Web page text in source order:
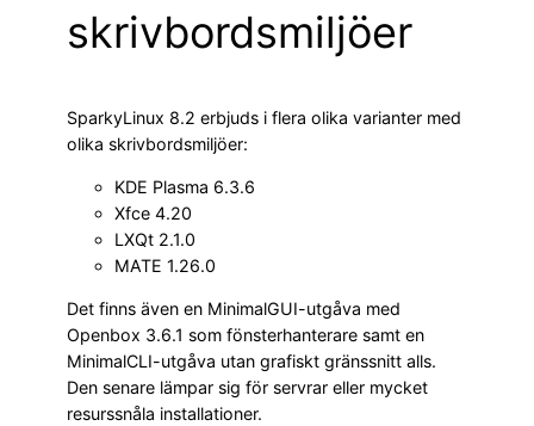
skrivbordsmiljöer
SparkyLinux 8.2 erbjuds i flera olika varianter med
olika skrivbordsmiljöer:
KDE Plasma 6.3.6
Xfce 4.20
LXQt 2.1.0
MATE 1.26.0
Det finns även en MinimalGUI-utgåva med
Openbox 3.6.1 som fönsterhanterare samt en
MinimalCLI-utgåva utan grafiskt gränssnitt alls.
Den senare lämpar sig för servrar eller mycket
resurssnåla installationer.